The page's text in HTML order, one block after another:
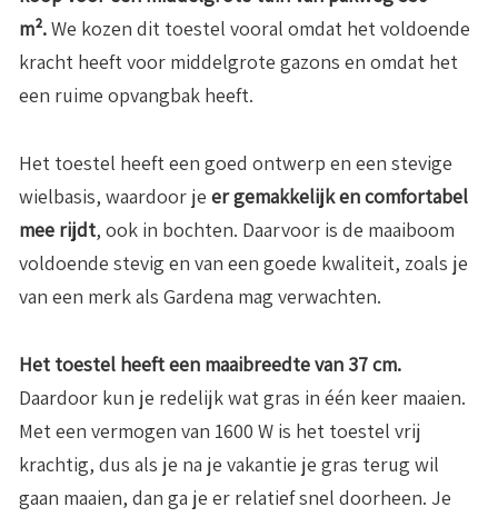
m².We kozen dit toestel vooral omdat het voldoende
kracht heeft voor middelgrote gazons en omdat het
een ruime opvangbak heeft.
Het toestel heeft een goed ontwerp en een stevige
wielbasis, waardoor je er gemakkelijk en comfortabel
mee rijdt, ook in bochten. Daarvoor is de maaiboom
voldoende stevig en van een goede kwaliteit, zoals je
van een merk als Gardena mag verwachten.
Het toestel heeft een maaibreedte van 37 cm.
Daardoor kun je redelijk wat gras in één keer maaien.
Met een vermogen van 1600 W is het toestel vrij
krachtig, dus als je na je vakantie je gras terug wil
gaan maaien, dan ga je er relatief snel doorheen. Je